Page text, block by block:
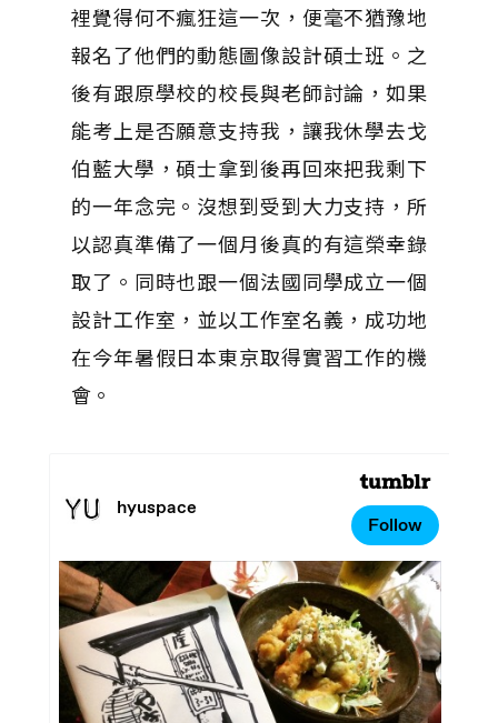
裡覺得何不瘋狂這一次，便毫不猶豫地
報名了他們的動態圖像設計碩士班。之
後有跟原學校的校長與老師討論，如果
能考上是否願意支持我，讓我休學去戈
伯藍大學，碩士拿到後再回來把我剩下
的一年念完。沒想到受到大力支持，所
以認真準備了一個月後真的有這榮幸錄
取了。同時也跟一個法國同學成立一個
設計工作室，並以工作室名義，成功地
在今年暑假日本東京取得實習工作的機
會。